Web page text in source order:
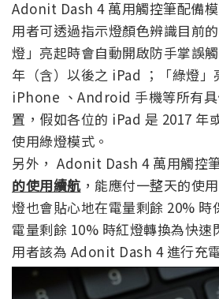
Adonit Dash 4 萬用觸控筆配備
用者可透過指示燈顏色辨識目前
燈」亮起時會自動開啟防手掌誤
年（含）以後之 iPad ；「綠燈」
iPhone 、Android 手機等所有
置，假如各位的 iPad 是 2017 年
使用綠燈模式。
另外， Adonit Dash 4 萬用觸控
的使用續航，能應付一整天的使
燈也會貼心地在電量剩餘 20% 時
電量剩餘 10% 時紅燈轉換為快速
用者該為 Adonit Dash 4 進行充